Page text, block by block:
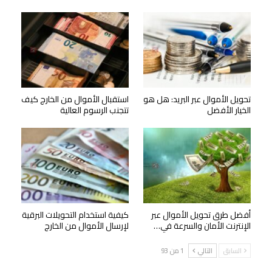
تحويل الأموال عبر البريد: هل هو
الخيار الأفضل
استقبال الأموال من الخارج كيف
تتجنب الرسوم العالية
أفضل طرق تحويل الأموال عبر
الإنترنت الأمان والسرعة في…
كيفية استخدام التحويلات البرقية
لإرسال الأموال من الخارج
السابق التالي 1 من 93